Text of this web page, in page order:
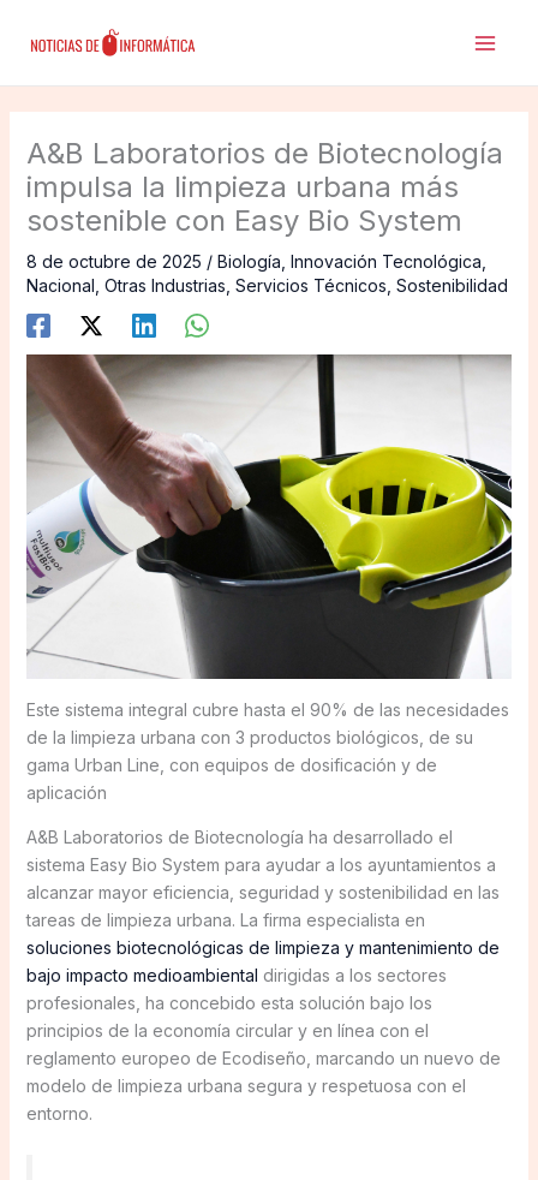
A&B Laboratorios de Biotecnología
impulsa la limpieza urbana más
sostenible con Easy Bio System
8 de octubre de 2025 / Biología Innovación Tecnológica
Nacional Otras Industrias Servicios Técnicos Sostenibilidad
Este sistema integral cubre hasta el 90% de las necesidades
de la limpieza urbana con 3 productos biológicos, de su
gama Urban Line, con equipos de dosificación y de
aplicación
A&B Laboratorios de Biotecnología ha desarrollado el
sistema Easy Bio System para ayudar a los ayuntamientos a
alcanzar mayor eficiencia, seguridad y sostenibilidad en las
tareas de limpieza urbana. La firma especialista en
soluciones biotecnológicas de limpieza y mantenimiento de
bajo impacto medioambiental dirigidas a los sectores
profesionales, ha concebido esta solución bajo los
principios de la economía circular y en línea con el
reglamento europeo de Ecodiseño, marcando un nuevo de
modelo de limpieza urbana segura y respetuosa con el
entorno.